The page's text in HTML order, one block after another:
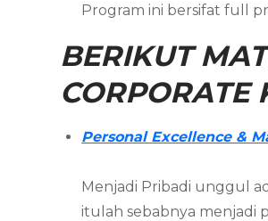
Program ini bersifat full
BERIKUT
CORPORATE
Personal Excellence &
Menjadi Pribadi unggul
itulah sebabnya menjadi